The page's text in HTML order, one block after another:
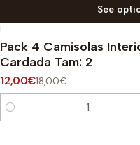
See
|
Pack 4 Camisolas
Cardada Tam: 2
12,00€18,00€
Quantity